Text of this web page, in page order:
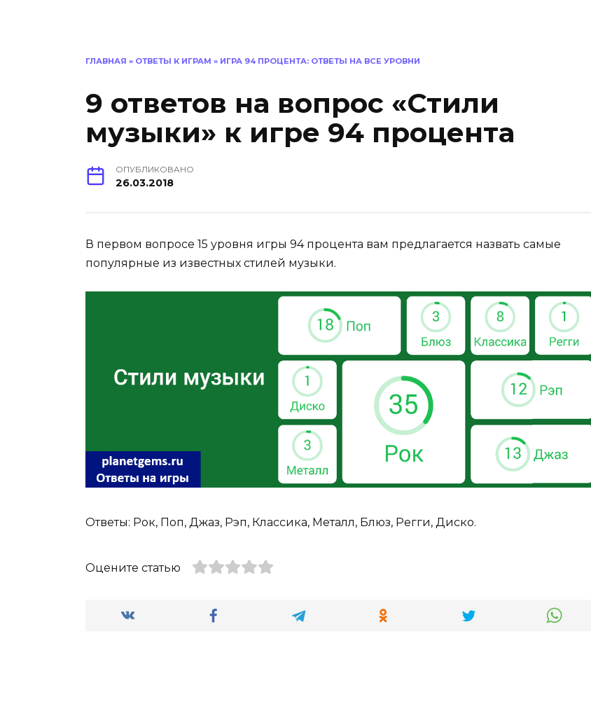
ГЛАВНАЯ » ОТВЕТЫ К ИГРАМ » ИГРА 94 ПРОЦЕНТА: ОТВЕТЫ НА ВСЕ УРОВНИ
9 ответов на вопрос «Стили
музыки» к игре 94 процента
ОПУБЛИКОВАНО
26.03.2018
В первом вопросе 15 уровня игры 94 процента вам предлагается назвать самые
популярные из известных стилей музыки.
Ответы: Рок, Поп, Джаз, Рэп, Классика, Металл, Блюз, Регги, Диско.
Оцените статью